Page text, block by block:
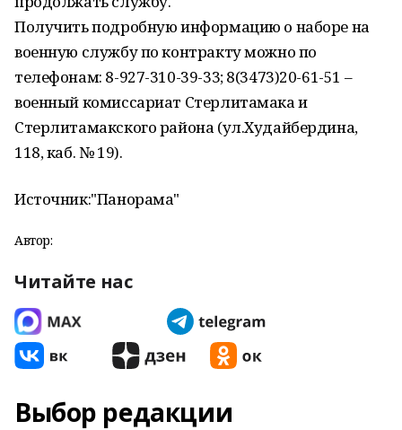
Получить подробную информацию о наборе на
военную службу по контракту можно по
телефонам: 8-927-310-39-33; 8(3473)20-61-51 –
военный комиссариат Стерлитамака и
Стерлитамакского района (ул.Худайбердина,
118, каб. № 19).
Источник:"Панорама"
Автор:
Читайте нас
Выбор редакции